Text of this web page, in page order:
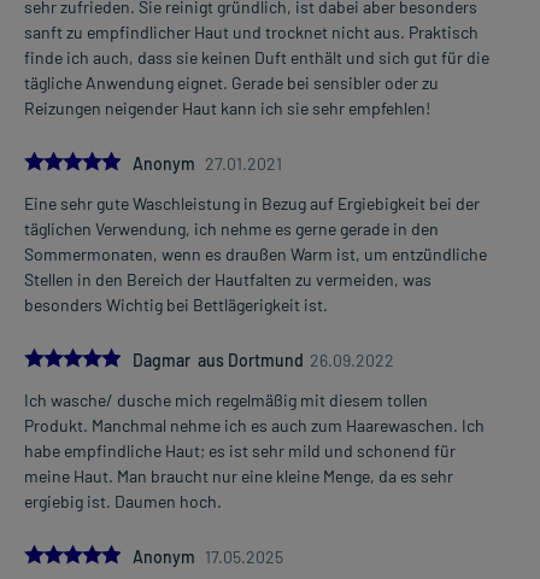
sehr zufrieden. Sie reinigt gründlich, ist dabei aber besonders
sanft zu empfindlicher Haut und trocknet nicht aus. Praktisch
finde ich auch, dass sie keinen Duft enthält und sich gut für die
tägliche Anwendung eignet. Gerade bei sensibler oder zu
Reizungen neigender Haut kann ich sie sehr empfehlen!
5.0Anonym 27.01.2021
Eine sehr gute Waschleistung in Bezug auf Ergiebigkeit bei der
täglichen Verwendung, ich nehme es gerne gerade in den
Sommermonaten, wenn es draußen Warm ist, um entzündliche
Stellen in den Bereich der Hautfalten zu vermeiden, was
besonders Wichtig bei Bettlägerigkeit ist.
5.0
Dagmar aus Dortmund 26.09.2022
Ich wasche/ dusche mich regelmäßig mit diesem tollen
Produkt. Manchmal nehme ich es auch zum Haarewaschen. Ich
habe empfindliche Haut; es ist sehr mild und schonend für
meine Haut. Man braucht nur eine kleine Menge, da es sehr
ergiebig ist. Daumen hoch.
5.0Anonym 17.05.2025